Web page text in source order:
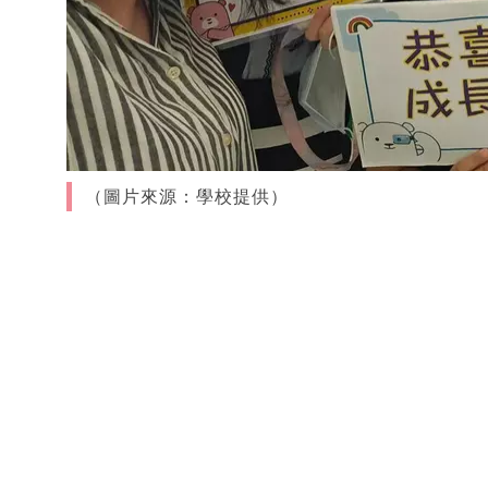
（圖片來源：學校提供）